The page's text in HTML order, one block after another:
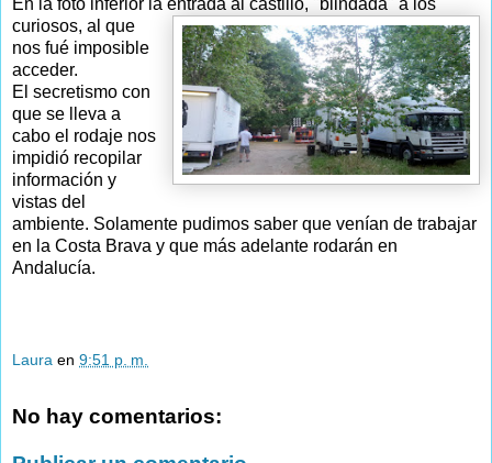
En la foto inferior la entrada al castillo, "blindada" a los
curiosos, al que
nos fué imposible
acceder.
El secretismo con
que se lleva a
cabo el rodaje nos
impidió recopilar
información y
vistas del
ambiente. Solamente pudimos saber que venían de trabajar
en la Costa Brava y que más adelante rodarán en
Andalucía.
Laura en 9:51 p. m.
No hay comentarios: